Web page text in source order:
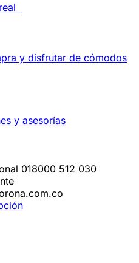
y disfrutar de cómodos
y asesorías
018000 512 030